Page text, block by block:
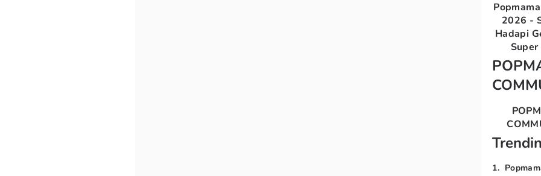
2026 -
Hadapi
1.